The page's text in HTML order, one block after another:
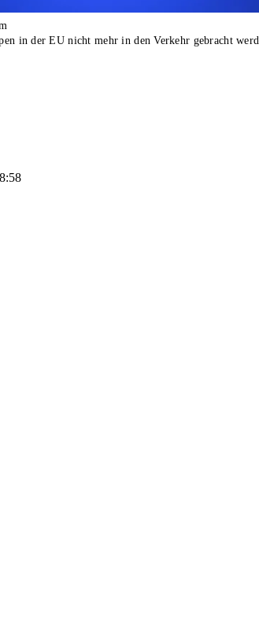
in der EU nicht mehr in den Verkehr gebracht